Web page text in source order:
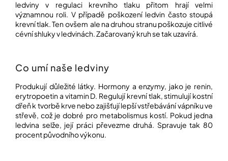
ledviny v regulaci krevního tlaku přitom hrají velmi
významnou roli. V případě poškození ledvin často stoupá
krevní tlak. Ten ovšem ale na druhou stranu poškozuje citlivé
cévní shluky v ledvinách. Začarovaný kruh se tak uzavírá.
Co umí naše ledviny
Produkují důležité látky. Hormony a enzymy, jako je renin,
erytropoetin a vitamin D. Regulují krevní tlak, stimulují kostní
dřeň k tvorbě krve nebo zajišťují lepší vstřebávání vápníku ve
střevě, což je dobré pro metabolismus kostí. Pokud jedna
ledvina selže, její práci převezme druhá. Spravuje tak 80
procent původního výkonu.